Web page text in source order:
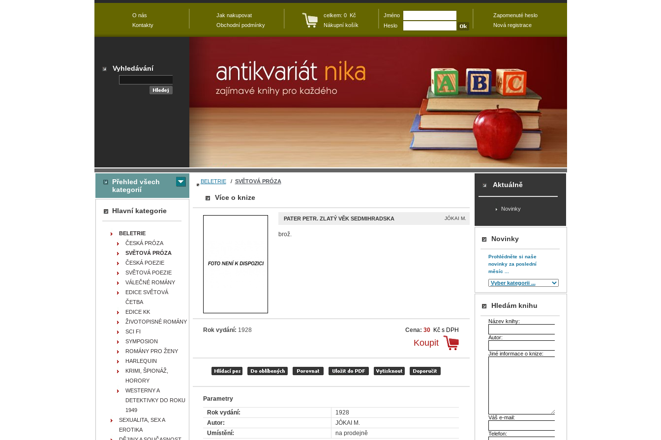
BELETRIE/ SVĚTOVÁ PRÓZA
Více o knize
PATER PETR. ZLATÝ VĚK SEDMIHRADSKA JÓKAI M.
brož.
Rok vydání: 1928 Cena: 30 Kč s DPH
Koupit
Parametry
Rok vydání:
1928
Autor:
JÓKAI M.
Umístění:
na prodejně
Přehled všech
kategorií
Hlavní kategorie
BELETRIE
ČESKÁ PRÓZA
SVĚTOVÁ PRÓZA
ČESKÁ POEZIE
SVĚTOVÁ POEZIE
VÁLEČNÉ ROMÁNY
EDICE SVĚTOVÁ
ČETBA
EDICE KK
ŽIVOTOPISNÉ ROMÁNY
SCI FI
SYMPOSION
ROMÁNY PRO ŽENY
HARLEQUIN
KRIMI, ŠPIONÁŽ,
HORORY
WESTERNY A
DETEKTIVKY DO ROKU
1949
SEXUALITA, SEX A
EROTIKA
Aktuálně
Novinky
Novinky
Prohlédněte si naše
novinky za poslední
měsíc ...
Hledám knihu
Název knihy:
Autor:
Jiné informace o knize:
Váš e-mail:
Telefon:
O nás
Kontakty
Jak nakupovat
Obchodní podmínky
celkem: 0 Kč
Nákupní košík
Jméno
Heslo
Zapomenuté heslo
Nová registrace
Vyhledávání